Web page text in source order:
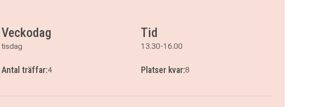
Veckodag
tisdag
Tid
13.30-16.00
Antal träffar:4 Platser kvar:8